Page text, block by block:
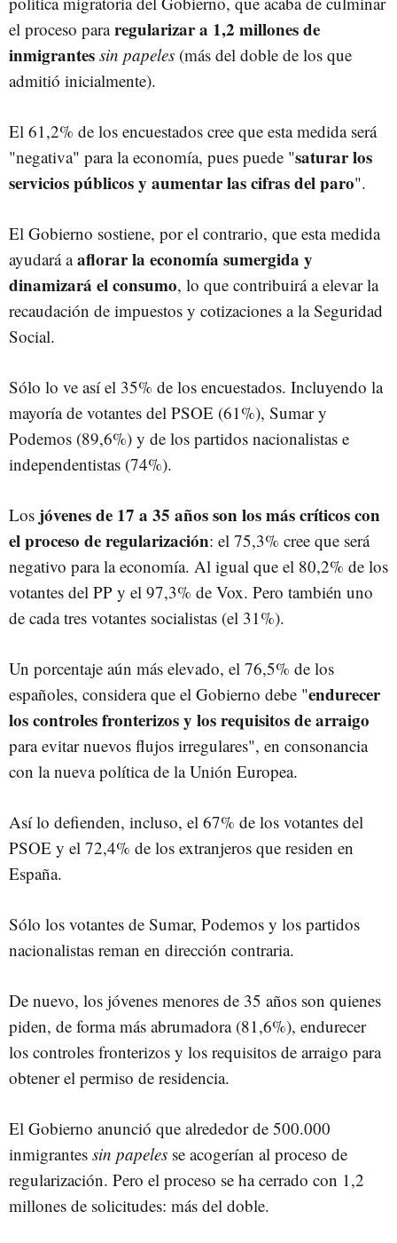
el proceso pararegularizar a 1,2 millones de
inmigrantes sin papeles (más del doble de los que
admitió inicialmente).
El 61,2% de los encuestados cree que esta medida será
"negativa" para la economía, pues puede "saturar los
servicios públicos y aumentar las cifras del paro".
El Gobierno sostiene, por el contrario, que esta medida
ayudará aaflorar la economía sumergida y
dinamizará el consumo, lo que contribuirá a elevar la
recaudación de impuestos y cotizaciones a la Seguridad
Social.
Sólo lo ve así el 35% de los encuestados. Incluyendo la
mayoría de votantes del PSOE (61%), Sumar y
Podemos (89,6%) y de los partidos nacionalistas e
independentistas (74%).
Los jóvenes de 17 a 35 años son los más críticos con
el proceso de regularización: el 75,3% cree que será
negativo para la economía. Al igual que el 80,2% de los
votantes del PP y el 97,3% de Vox. Pero también uno
de cada tres votantes socialistas (el 31%).
Un porcentaje aún más elevado, el 76,5% de los
españoles, considera que el Gobierno debe "endurecer
los controles fronterizos y los requisitos de arraigo
para evitar nuevos flujos irregulares", en consonancia
con la nueva política de la Unión Europea.
Así lo defienden, incluso, el 67% de los votantes del
PSOE y el 72,4% de los extranjeros que residen en
España.
Sólo los votantes de Sumar, Podemos y los partidos
nacionalistas reman en dirección contraria.
De nuevo, los jóvenes menores de 35 años son quienes
piden, de forma más abrumadora (81,6%), endurecer
los controles fronterizos y los requisitos de arraigo para
obtener el permiso de residencia.
El Gobierno anunció que alrededor de 500.000
inmigrantes sin papeles se acogerían al proceso de
regularización. Pero el proceso se ha cerrado con 1,2
millones de solicitudes: más del doble.